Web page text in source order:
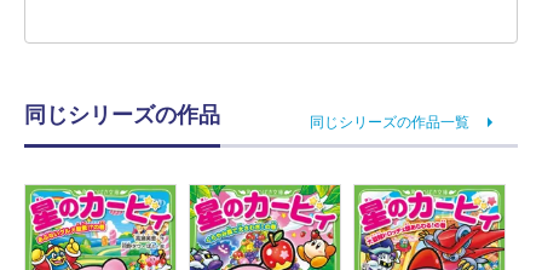
同じシリーズの作品 同じシリーズの作品一覧